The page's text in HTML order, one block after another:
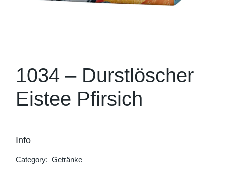
1034 – Durstlöscher
Eistee Pfirsich
Info
Category: Getränke